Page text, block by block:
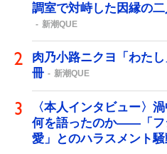
調室で対峙した因縁の
新潮QUE
肉乃小路ニクヨ「わた
冊
新潮QUE
〈本人インタビュー〉
何を語ったのか――「フ
愛」とのハラスメント